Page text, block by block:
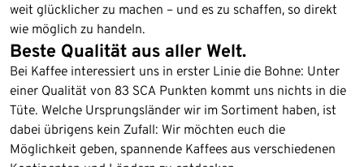
weit glücklicher zu machen – und es zu schaffen, so direkt
wie möglich zu handeln.
Beste Qualität aus aller Welt.
Bei Kaffee interessiert uns in erster Linie die Bohne: Unter
einer Qualität von 83 SCA Punkten kommt uns nichts in die
Tüte. Welche Ursprungsländer wir im Sortiment haben, ist
dabei übrigens kein Zufall: Wir möchten euch die
Möglichkeit geben, spannende Kaffees aus verschiedenen